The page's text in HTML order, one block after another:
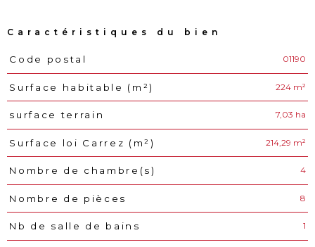
Caractéristiques du bien
Caractéristiques
Code postal 01190
Surface habitable (m²) 224 m²
surface terrain 7,03 ha
Surface loi Carrez (m²) 214,29 m²
Nombre de chambre(s) 4
Nombre de pièces 8
Nb de salle de bains 1